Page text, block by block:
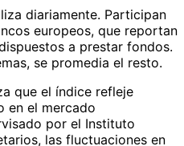
diariamente. Participan
europeos, que reportan
a prestar fondos.
se promedia el resto.
que el índice refleje
en el mercado
por el Instituto
las fluctuaciones en